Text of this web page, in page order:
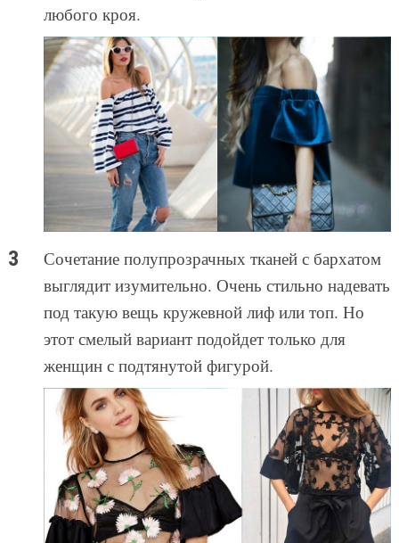
любого кроя.
Сочетание полупрозрачных тканей с бархатом
выглядит изумительно. Очень стильно надевать
под такую вещь кружевной лиф или топ. Но
этот смелый вариант подойдет только для
женщин с подтянутой фигурой.